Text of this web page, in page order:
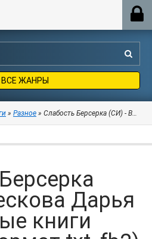
ВСЕ ЖАНРЫ
» Разное » Слабость Берсерка (СИ) -
Дарья
книги